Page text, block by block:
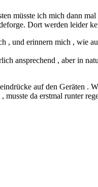
müsste ich mich dann
Dort werden leider
, und erinnern mich , wie
ansprechend , aber in
auf den Geräten .
da erstmal runter